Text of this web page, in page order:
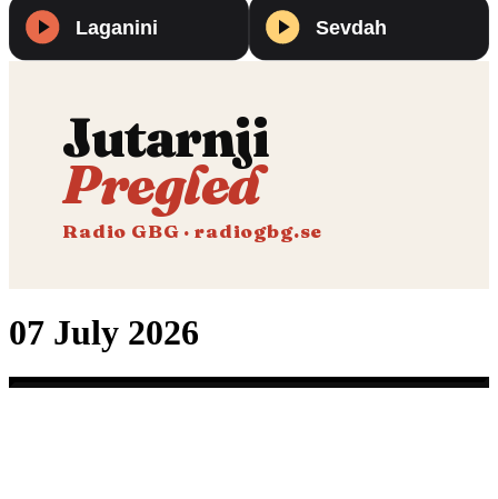
Jutarnji
Pregled
Radio GBG · radiogbg.se
07 July 2026